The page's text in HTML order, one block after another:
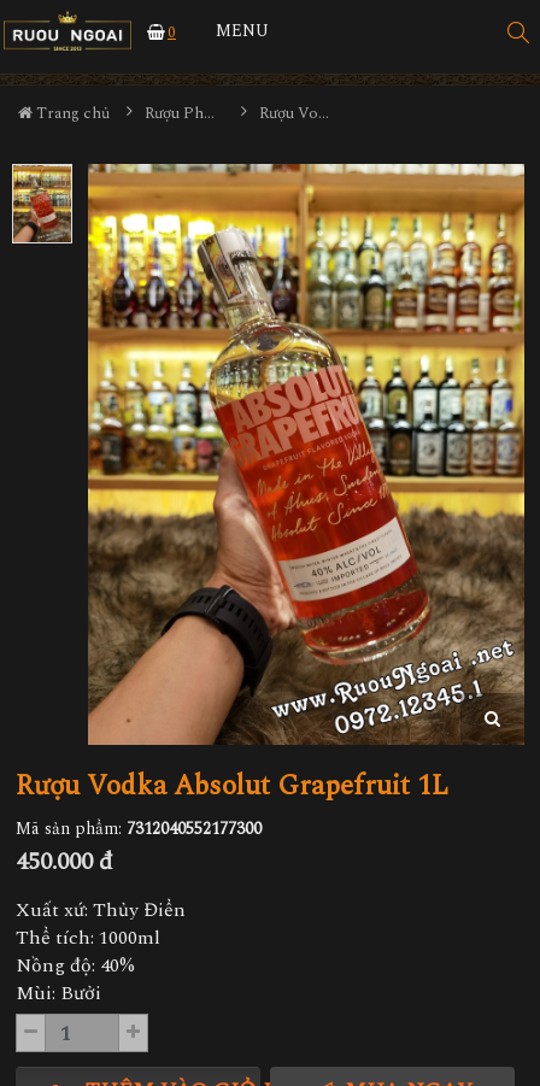
0 MENU
Trang chủ Rượu Pha Chế Rượu Vodka Absolut Grapefruit 1L
Rượu Vodka Absolut Grapefruit 1L
Mã sản phẩm: 7312040552177300
450.000 đ
Xuất xứ: Thủy Điển
Thể tích: 1000ml
Nồng độ: 40%
Mùi: Bưởi